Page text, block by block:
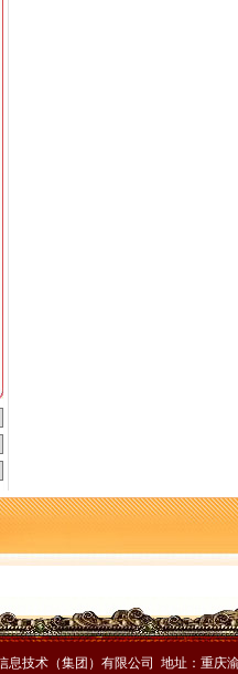
策委六届九次全会精神
慌了——山城重庆无障碍环境建设有
视聚焦报道
共筑绿色新家园
减资毫米级感知山体隐患
减损指导保丰收
守护两千群众安居梦
”——重庆假期公益托管服务深度观察
有你期待的重庆公司减资规则吗？
村司法所走进平安社区开展未成年人
于2026年7月份认定符合特殊工种从
资规则计划人员公示（第一批）
灾害Ⅳ级防御响应
牢强降雨安全防线
资代办贷款突破7.48亿元
守护外卖食品安全
息技术（集团）有限公司 地址：重庆